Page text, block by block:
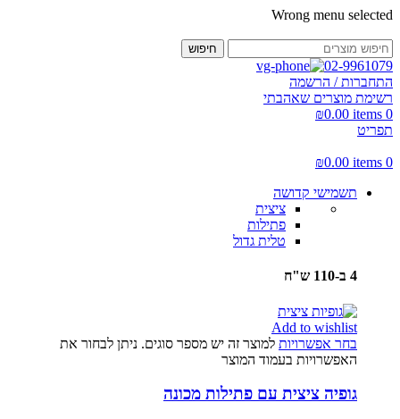
Wrong menu selected
חיפוש
02-9961079
התחברות / הרשמה
רשימת מוצרים שאהבתי
0
items
₪0.00
תפריט
0
items
₪0.00
תשמישי קדושה
ציצית
פתילות
טלית גדול
4 ב-110 ש"ח
Add to wishlist
בחר אפשרויות למוצר זה יש מספר סוגים. ניתן לבחור את
האפשרויות בעמוד המוצר
גופיה ציצית עם פתילות מכונה